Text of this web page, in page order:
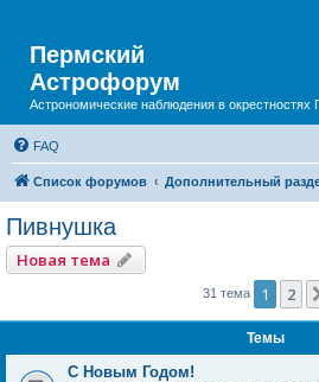
Пермский
Астрофорум
Астрономические наблюдения в окрестностях
FAQ
Список форумов Дополнительный
Пивнушка
Новая тема
31 тема 1 2
Темы
С Новым Годом!